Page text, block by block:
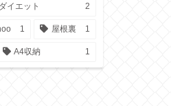
ダイエット 2
1 屋根裏 1
A4収納 1